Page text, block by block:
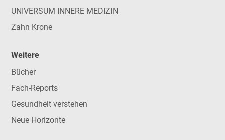
UNIVERSUM INNERE MEDIZIN
Zahn Krone
Weitere
Bücher
Fach-Reports
Gesundheit verstehen
Neue Horizonte